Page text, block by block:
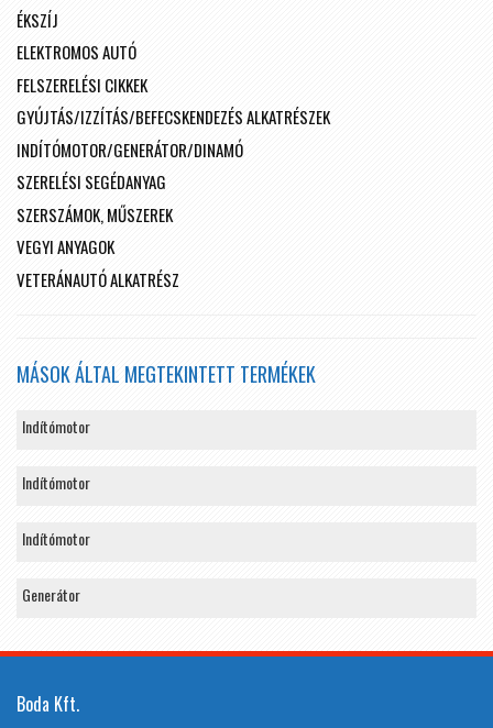
ÉKSZÍJ
ELEKTROMOS AUTÓ
FELSZERELÉSI CIKKEK
GYÚJTÁS/IZZÍTÁS/BEFECSKENDEZÉS ALKATRÉSZEK
INDÍTÓMOTOR/GENERÁTOR/DINAMÓ
SZERELÉSI SEGÉDANYAG
SZERSZÁMOK, MŰSZEREK
VEGYI ANYAGOK
VETERÁNAUTÓ ALKATRÉSZ
MÁSOK ÁLTAL MEGTEKINTETT TERMÉKEK
Indítómotor
Indítómotor
Indítómotor
Generátor
Boda Kft.